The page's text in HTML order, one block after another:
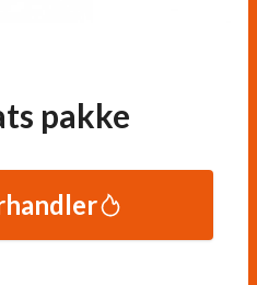
pakke